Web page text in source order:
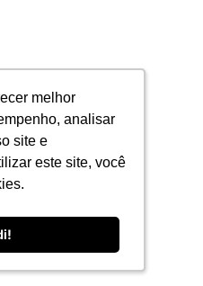
melhor
analisar
site e
este site, você
melhor
analisar
site e
este site, você